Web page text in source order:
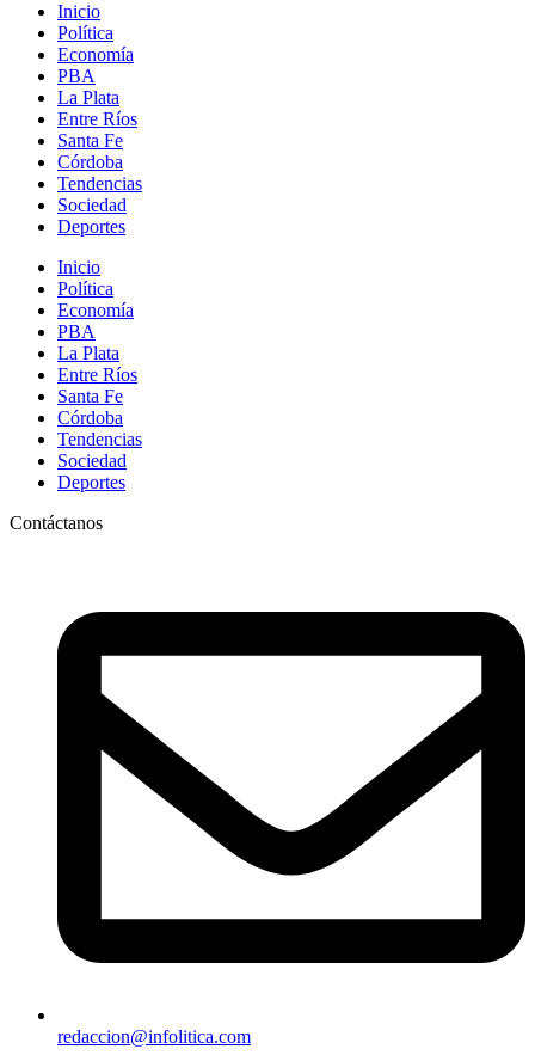
Inicio
Política
Economía
PBA
La Plata
Entre Ríos
Santa Fe
Córdoba
Tendencias
Sociedad
Deportes
Inicio
Política
Economía
PBA
La Plata
Entre Ríos
Santa Fe
Córdoba
Tendencias
Sociedad
Deportes
Contáctanos
redaccion@infolitica.com